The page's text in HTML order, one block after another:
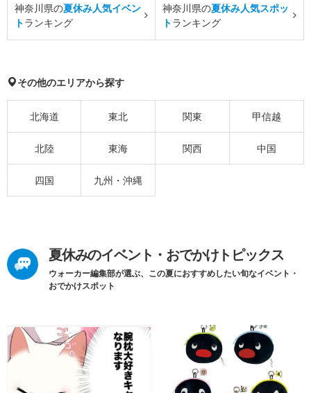
神奈川県の夏休み人気イベン
トランキング
神奈川県の夏休み人気スポッ
トランキング
その他のエリアから探す
北海道 東北 関東 甲信越
北陸 東海 関西 中国
四国 九州・沖縄
夏休みのイベント・おでかけトピックス
ウォーカー編集部が選ぶ、この夏におすすめしたい旬なイベント・
おでかけスポット